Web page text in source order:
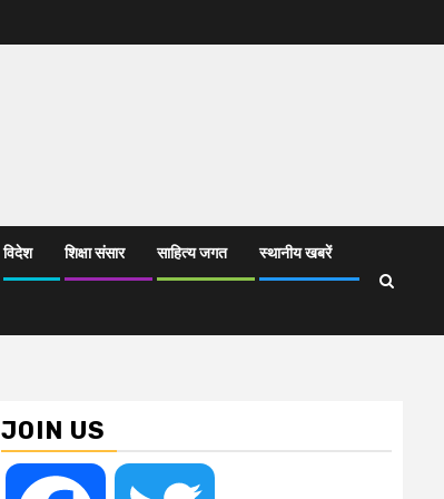
विदेश शिक्षा संसार साहित्य जगत स्थानीय खबरें
JOIN US